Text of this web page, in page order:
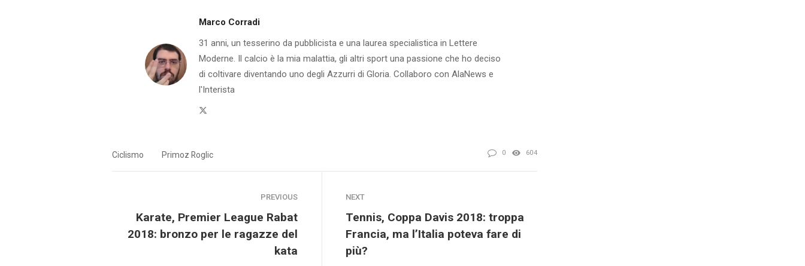
Marco Corradi
31 anni, un tesserino da pubblicista e una laurea specialistica in Lettere
Moderne. Il calcio è la mia malattia, gli altri sport una passione che ho deciso
di coltivare diventando uno degli Azzurri di Gloria. Collaboro con AlaNews e
l'Interista
Ciclismo Primoz Roglic 0 604
PREVIOUS
Karate, Premier League Rabat
2018: bronzo per le ragazze del
kata
NEXT
Tennis, Coppa Davis 2018: troppa
Francia, ma l’Italia poteva fare di
più?